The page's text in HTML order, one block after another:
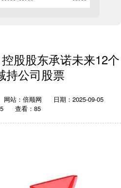
股股东承诺未来12个
持公司股票
网站：倍顺网
日期：2025-09-05
查看：85